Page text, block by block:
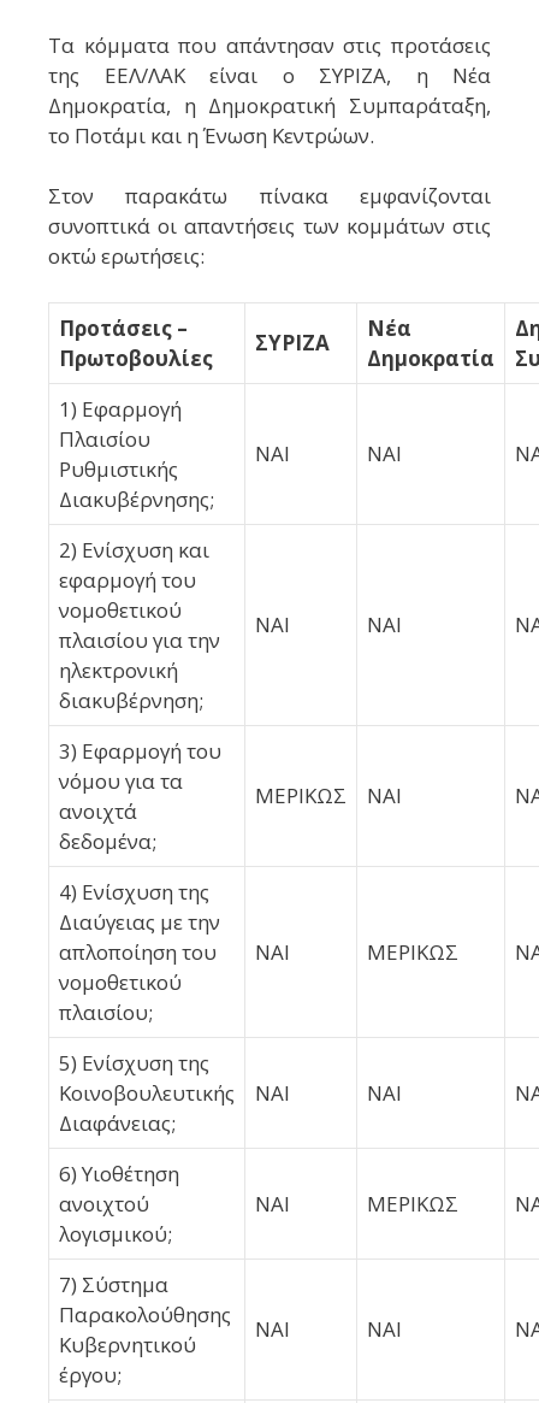
Τα κόμματα που απάντησαν στις προτάσεις
της ΕΕΛ/ΛΑΚ είναι ο ΣΥΡΙΖΑ, η Νέα
Δημοκρατία, η Δημοκρατική Συμπαράταξη,
το Ποτάμι και η Ένωση Κεντρώων.
Στον παρακάτω πίνακα εμφανίζονται
συνοπτικά οι απαντήσεις των κομμάτων στις
οκτώ ερωτήσεις:
Προτάσεις –
Πρωτοβουλίες
ΣΥΡΙΖΑ
Νέα
Δημοκρατία
1) Εφαρμογή
Πλαισίου
Ρυθμιστικής
Διακυβέρνησης;
ΝΑΙ ΝΑΙ
2) Ενίσχυση και
εφαρμογή του
νομοθετικού
πλαισίου για την
ηλεκτρονική
διακυβέρνηση;
ΝΑΙ ΝΑΙ
3) Εφαρμογή του
νόμου για τα
ανοιχτά
δεδομένα;
ΜΕΡΙΚΩΣ ΝΑΙ
4) Ενίσχυση της
Διαύγειας με την
απλοποίηση του
νομοθετικού
πλαισίου;
ΝΑΙ ΜΕΡΙΚΩΣ
5) Ενίσχυση της
Κοινοβουλευτικής
Διαφάνειας;
ΝΑΙ ΝΑΙ
6) Υιοθέτηση
ανοιχτού
λογισμικού;
ΝΑΙ ΜΕΡΙΚΩΣ
7) Σύστημα
Παρακολούθησης
Κυβερνητικού
έργου;
ΝΑΙ ΝΑΙ